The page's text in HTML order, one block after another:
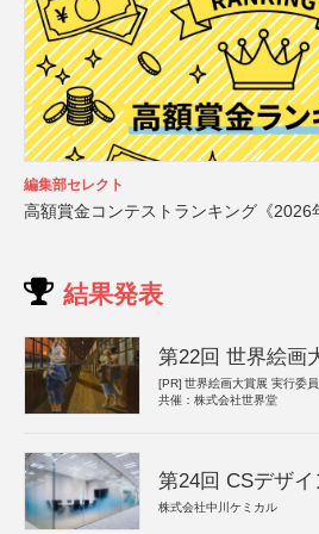
編集部セレクト
高額賞金コンテストランキング《2026
結果発表
第22回 世界絵画
[PR] 世界絵画大賞展 実行委
共催：株式会社世界堂
第24回 CSデザ
株式会社中川ケミカル